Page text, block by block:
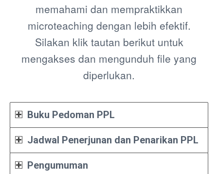
memahami dan mempraktikkan
microteaching dengan lebih efektif.
Silakan klik tautan berikut untuk
mengakses dan mengunduh file yang
diperlukan.
Buku Pedoman PPL
Jadwal Penerjunan dan Penarikan PPL
Pengumuman